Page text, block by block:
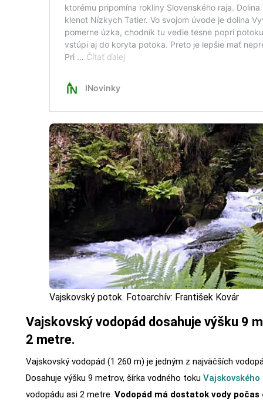
Vajskovský potok. Fotoarchív: František Kovár
Vajskovský vodopád dosahuje výšku 9
2 metre.
Vajskovský vodopád (1 260 m) je jedným z najväčších
Dosahuje výšku 9 metrov, šírka vodného toku
vodopádu asi 2 metre. Vodopád má dostatok vody počas